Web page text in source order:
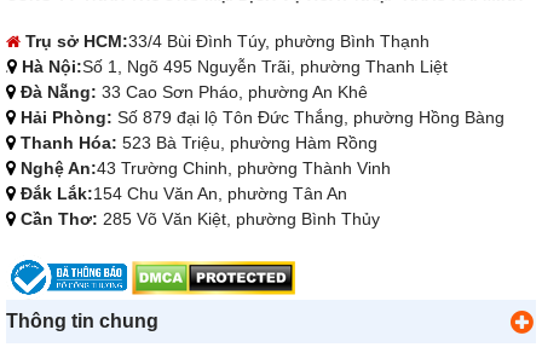
Trụ sở HCM:33/4 Bùi Đình Túy, phường Bình Thạnh
Hà Nội:Số 1, Ngõ 495 Nguyễn Trãi, phường Thanh Liệt
Đà Nẵng: 33 Cao Sơn Pháo, phường An Khê
Hải Phòng: Số 879 đại lộ Tôn Đức Thắng, phường Hồng Bàng
Thanh Hóa: 523 Bà Triệu, phường Hàm Rồng
Nghệ An:43 Trường Chinh, phường Thành Vinh
Đắk Lắk:154 Chu Văn An, phường Tân An
Cần Thơ: 285 Võ Văn Kiệt, phường Bình Thủy
Thông tin chung